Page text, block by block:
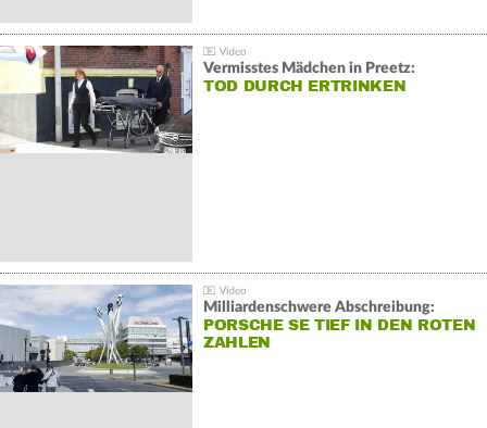
Vermisstes Mädchen in Preetz:
TOD DURCH ERTRINKEN
Milliardenschwere Abschreibung:
PORSCHE SE TIEF IN DEN ROTEN
ZAHLEN